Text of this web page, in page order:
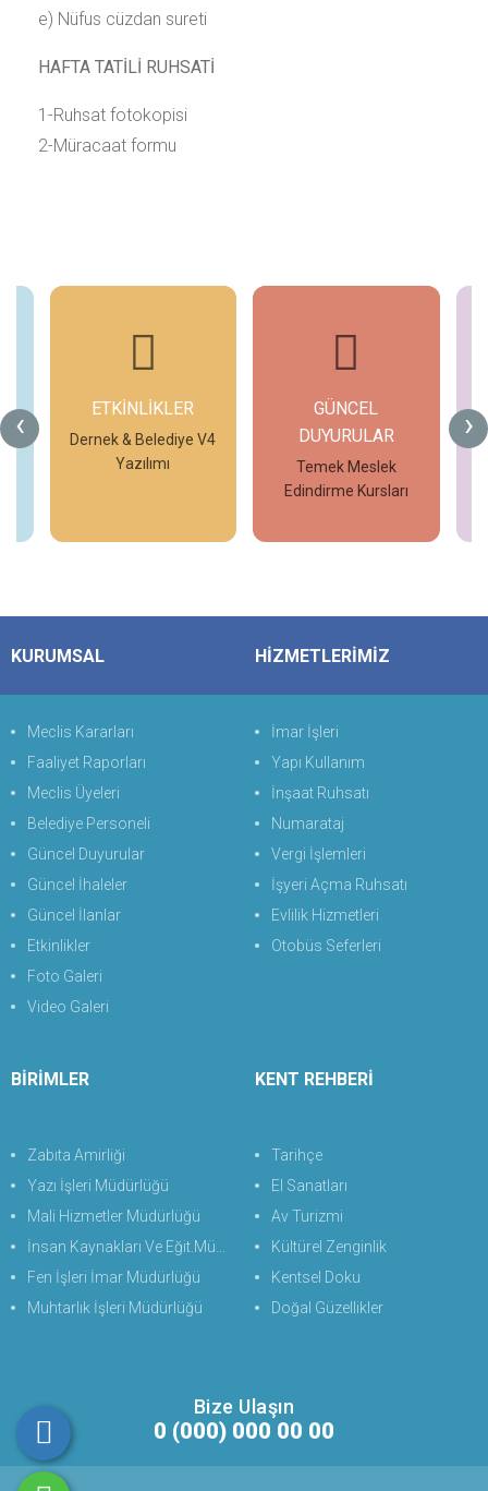
e) Nüfus cüzdan sureti
HAFTA TATİLİ RUHSATİ
1-Ruhsat fotokopisi
2-Müracaat formu
‹ ›
ETKİNLİKLER
Dernek & Belediye V4
Yazılımı
GÜNCEL
DUYURULAR
Temek Meslek
Edindirme Kursları
KURUMSAL
Meclis Kararları
Faaliyet Raporları
Meclis Üyeleri
Belediye Personeli
Güncel Duyurular
Güncel İhaleler
Güncel İlanlar
Etkinlikler
Foto Galeri
Video Galeri
HİZMETLERİMİZ
İmar İşleri
Yapı Kullanım
İnşaat Ruhsatı
Numarataj
Vergi İşlemleri
İşyeri Açma Ruhsatı
Evlilik Hizmetleri
Otobüs Seferleri
BİRİMLER
Zabıta Amirliği
Yazı İşleri Müdürlüğü
Mali Hizmetler Müdürlüğü
İnsan Kaynakları Ve Eğit.Müdürlüğü
Fen İşleri İmar Müdürlüğü
Muhtarlık İşleri Müdürlüğü
KENT REHBERİ
Tarihçe
El Sanatları
Av Turizmi
Kültürel Zenginlik
Kentsel Doku
Doğal Güzellikler
Bize Ulaşın
0 (000) 000 00 00